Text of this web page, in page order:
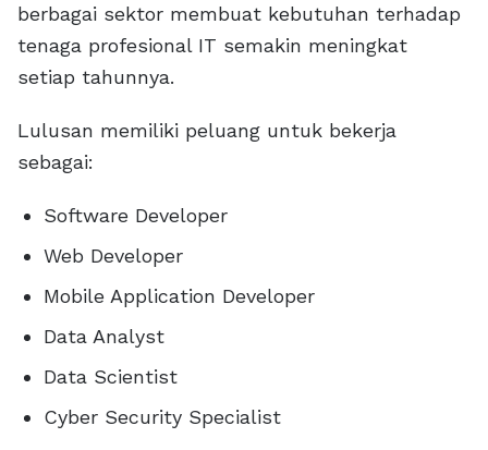
berbagai sektor membuat kebutuhan terhadap
tenaga profesional IT semakin meningkat
setiap tahunnya.
Lulusan memiliki peluang untuk bekerja
sebagai:
Software Developer
Web Developer
Mobile Application Developer
Data Analyst
Data Scientist
Cyber Security Specialist